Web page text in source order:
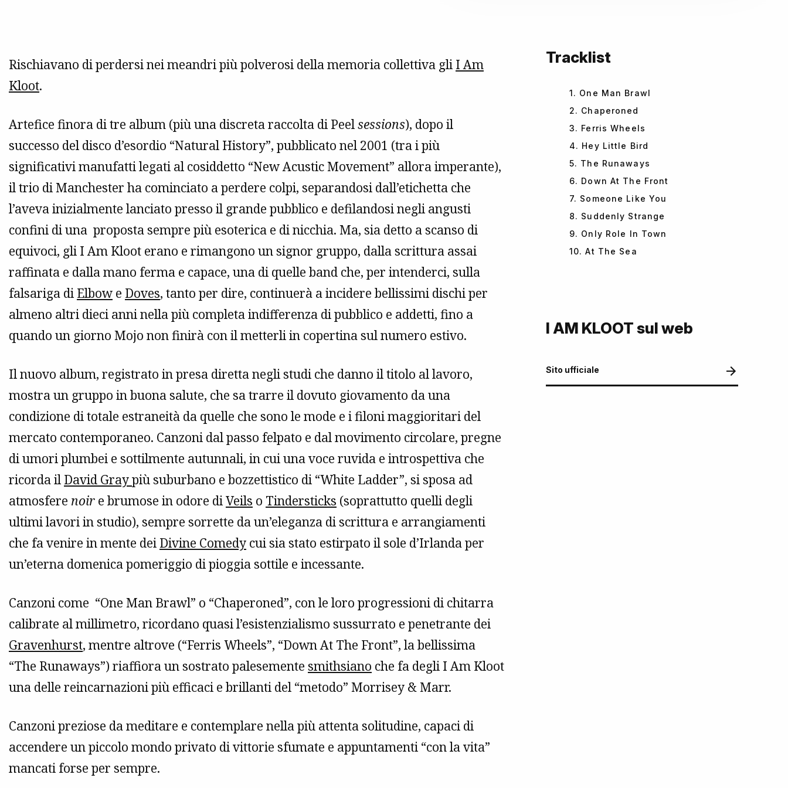
Rischiavano di perdersi nei meandri più polverosi della memoria collettiva gli I Am
Kloot.
Artefice finora di tre album (più una discreta raccolta di Peelsessions), dopo il
successo del disco d’esordio “Natural History”, pubblicato nel 2001 (tra i più
significativi manufatti legati al cosiddetto “New Acustic Movement” allora imperante),
il trio di Manchester ha cominciato a perdere colpi, separandosi dall’etichetta che
l’aveva inizialmente lanciato presso il grande pubblico e defilandosi negli angusti
confini di una proposta sempre più esoterica e di nicchia. Ma, sia detto a scanso di
equivoci, gli I Am Kloot erano e rimangono un signor gruppo, dalla scrittura assai
raffinata e dalla mano ferma e capace, una di quelle band che, per intenderci, sulla
falsariga di Elbow e Doves, tanto per dire, continuerà a incidere bellissimi dischi per
almeno altri dieci anni nella più completa indifferenza di pubblico e addetti, fino a
quando un giorno Mojo non finirà con il metterli in copertina sul numero estivo.
Il nuovo album, registrato in presa diretta negli studi che danno il titolo al lavoro,
mostra un gruppo in buona salute, che sa trarre il dovuto giovamento da una
condizione di totale estraneità da quelle che sono le mode e i filoni maggioritari del
mercato contemporaneo. Canzoni dal passo felpato e dal movimento circolare, pregne
di umori plumbei e sottilmente autunnali, in cui una voce ruvida e introspettiva che
ricorda il David Graypiù suburbano e bozzettistico di “White Ladder”, si sposa ad
atmosfere noir e brumose in odore diVeils o Tindersticks (soprattutto quelli degli
ultimi lavori in studio), sempre sorrette da un’eleganza di scrittura e arrangiamenti
che fa venire in mente dei Divine Comedy cui sia stato estirpato il sole d’Irlanda per
un’eterna domenica pomeriggio di pioggia sottile e incessante.
Canzoni come “One Man Brawl” o “Chaperoned”, con le loro progressioni di chitarra
calibrate al millimetro, ricordano quasi l’esistenzialismo sussurrato e penetrante dei
Gravenhurst, mentre altrove (“Ferris Wheels”, “Down At The Front”, la bellissima
“The Runaways”) riaffiora un sostrato palesemente smithsiano che fa degli I Am Kloot
una delle reincarnazioni più efficaci e brillanti del “metodo” Morrisey & Marr.
Canzoni preziose da meditare e contemplare nella più attenta solitudine, capaci di
accendere un piccolo mondo privato di vittorie sfumate e appuntamenti “con la vita”
mancati forse per sempre.
Tracklist
1. One Man Brawl
2. Chaperoned
3. Ferris Wheels
4. Hey Little Bird
5. The Runaways
6. Down At The Front
7. Someone Like You
8. Suddenly Strange
9. Only Role In Town
10. At The Sea
I AM KLOOT sul web
Sito ufficiale